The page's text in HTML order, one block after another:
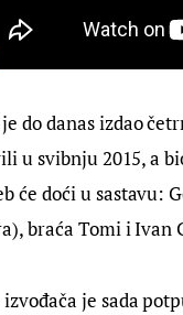
do danas izdao
u svibnju 2015, a
će doći u sastavu:
braća Tomi i Ivan
izvođača je sada